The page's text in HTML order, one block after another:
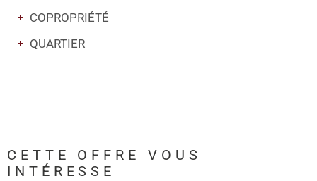
COPROPRIÉTÉ
QUARTIER
CETTE OFFRE
VOUS
INTÉRESSE